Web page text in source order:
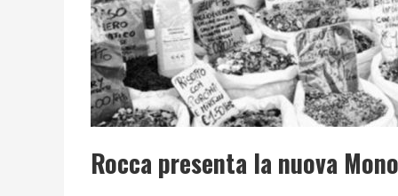
Rocca presenta la nuova